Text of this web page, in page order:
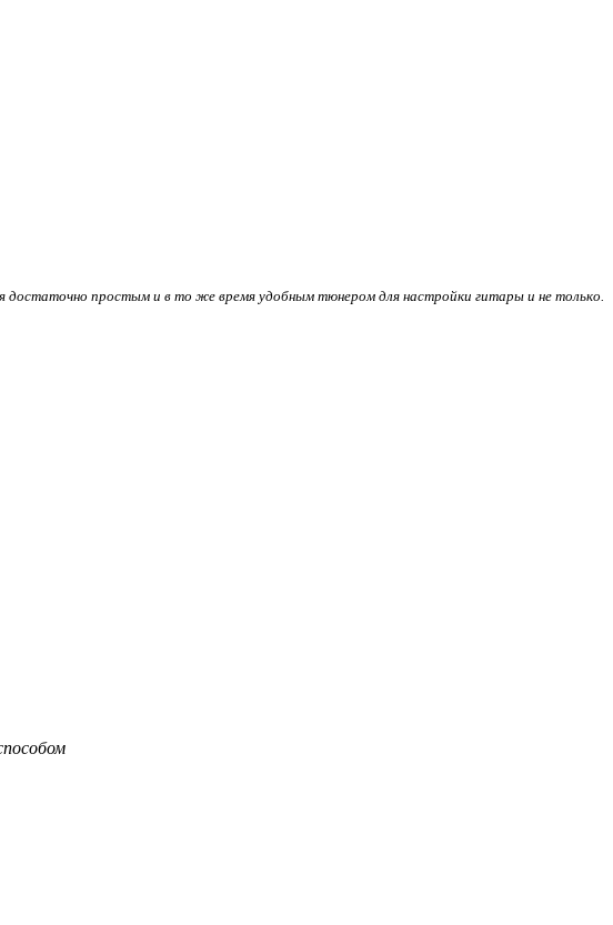
достаточно простым и в то же время удобным тюнером для настройки гитары и не только.